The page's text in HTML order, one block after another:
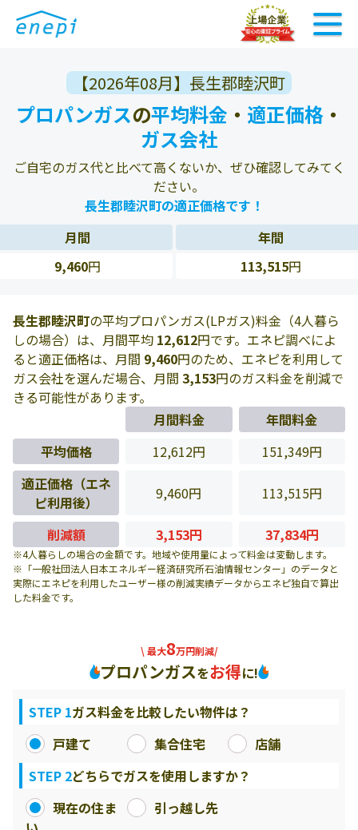
【2026年08月】長生郡睦沢町
プロパンガスの平均料金 ・ 適正価格 ・
ガス会社
ご自宅のガス代と比べて高くないか、ぜひ確認してみてく
ださい。
長生郡睦沢町の適正価格です！
月間
年間
9,460円 113,515円
長生郡睦沢町の平均プロパンガス(LPガス)料金（4人暮ら
しの場合）は、月間平均 12,612円です。エネピ調べによ
ると適正価格は、月間 9,460円のため、エネピを利用して
ガス会社を選んだ場合、月間 3,153円のガス料金を削減で
きる可能性があります。
月間料金
年間料金
平均価格
12,612円
151,349円
適正価格（エネ
ピ利用後）
9,460円 113,515円
削減額 3,153円 37,834円
※4人暮らしの場合の金額です。地域や使用量によって料金は変動します。
※「一般社団法人日本エネルギー経済研究所石油情報センター」のデータと
実際にエネピを利用したユーザー様の削減実績データからエネピ独自で算出
した料金です。
\ 最大8万円削減/
プロパンガスをお得に!
STEP 1ガス料金を比較したい物件は？
戸建て
集合住宅
店舗
STEP 2どちらでガスを使用しますか？
現在の住ま
引っ越し先